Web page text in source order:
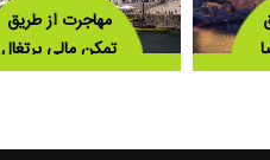
مهاجرت از طریق
تمکن مالی پرتغال